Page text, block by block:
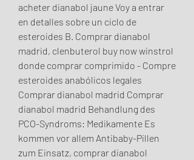
acheter dianabol jaune Voy a entrar
en detalles sobre un ciclo de
esteroides B. Comprar dianabol
madrid, clenbuterol buy now winstrol
donde comprar comprimido - Compre
esteroides anabólicos legales
Comprar dianabol madrid Comprar
dianabol madrid Behandlung des
PCO-Syndroms: Medikamente Es
kommen vor allem Antibaby-Pillen
zum Einsatz, comprar dianabol